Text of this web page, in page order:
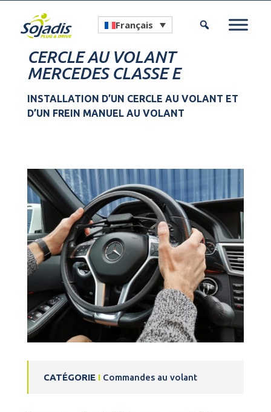
Français
CERCLE AU VOLANT
MERCEDES CLASSE E
INSTALLATION D’UN CERCLE AU VOLANT ET
D’UN FREIN MANUEL AU VOLANT
CATÉGORIE ICommandes au volant